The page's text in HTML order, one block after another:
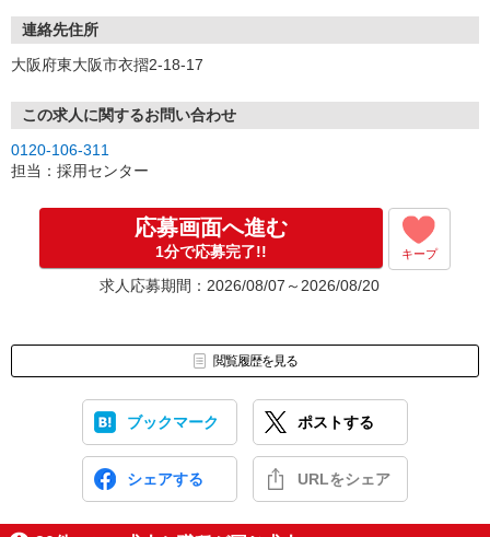
連絡先住所
大阪府東大阪市衣摺2-18-17
この求人に関するお問い合わせ
0120-106-311
担当：採用センター
応募画面へ進む
1分で応募完了!! キープ
求人応募期間：2026/08/07～2026/08/20
閲覧履歴を見る
ブックマーク ポストする
シェアする URLをシェア